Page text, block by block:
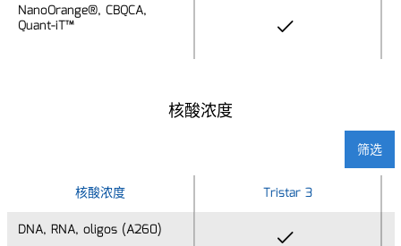
NanoOrange®, CBQCA,
Quant-iT™
NanoOrange®, CBQCA,
Quant-iT™
核酸浓度
筛选
核酸浓度
DNA, RNA, oligos (A260)
核酸浓度
Tristar 3
DNA, RNA, oligos (A260)